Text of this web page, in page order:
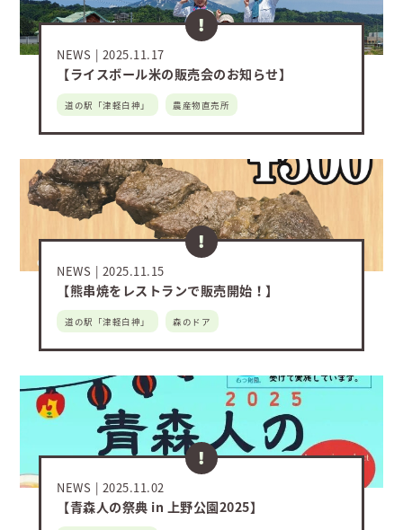
NEWS 2025.11.17
【ライスボール米の販売会のお知らせ】
道の駅「津軽白神」 農産物直売所
NEWS 2025.11.15
【熊串焼をレストランで販売開始！】
道の駅「津軽白神」 森のドア
NEWS 2025.11.02
【青森人の祭典 in 上野公園2025】